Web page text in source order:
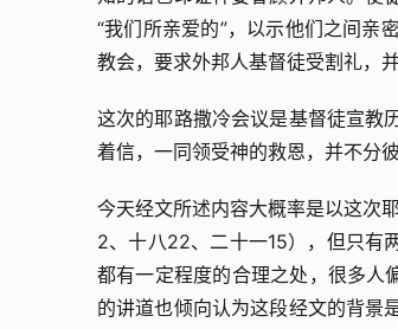
“我们所亲爱的”，以示他们之间亲
教会，要求外邦人基督徒受割礼，
这次的耶路撒冷会议是基督徒宣教
着信，一同领受神的救恩，并不分彼
今天经文所述内容大概率是以这次
2、十八22、二十一15），但只有
都有一定程度的合理之处，很多人
的讲道也倾向认为这段经文的背景